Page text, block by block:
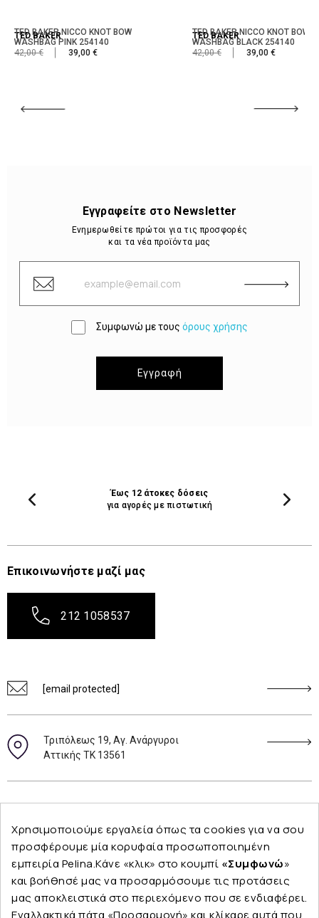
TED BAKER
TED BAKER NICCO KNOT BOW
WASHBAG PINK 254140
42,00 €
39,00 €
TED BAKER
TED BAKER NICCO KNOT BOW
WASHBAG BLACK 254140
42,00 €
39,00 €
Εγγραφείτε στο Newsletter
Ενημερωθείτε πρώτοι για τις προσφορές
και τα νέα προϊόντα μας
Συμφωνώ με τους όρους χρήσης
Εγγραφή
Έως 12 άτοκες δόσεις
για αγορές με πιστωτική
Επικοινωνήστε μαζί μας
212 1058537
[email protected]
Τριπόλεως 19, Αγ. Ανάργυροι
Αττικής ΤΚ 13561
Εταιρεία
Χρησιμοποιούμε εργαλεία όπως τα cookies για να σου
προσφέρουμε μία κορυφαία προσωποποιημένη
εμπειρία Pelina.Κάνε «κλικ» στο κουμπί «Συμφωνώ»
και βοήθησέ μας να προσαρμόσουμε τις προτάσεις
μας αποκλειστικά στο περιεχόμενο που σε ενδιαφέρει.
Εναλλακτικά πάτα «Προσαρμογή» και κλίκαρε αυτά που